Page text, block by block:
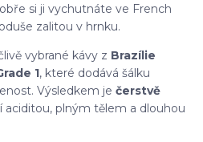
si ji vychutnáte ve French
zalitou v hrnku.
vybrané kávy z Brazílie
1, které dodává šálku
Výsledkem je čerstvě
aciditou, plným tělem a dlouhou